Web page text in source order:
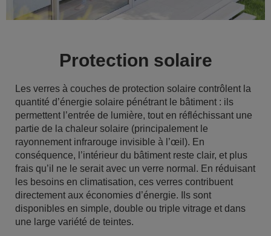
Protection solaire
Les verres à couches de protection solaire contrôlent la
quantité d’énergie solaire pénétrant le bâtiment : ils
permettent l’entrée de lumière, tout en réfléchissant une
partie de la chaleur solaire (principalement le
rayonnement infrarouge invisible à l’œil). En
conséquence, l’intérieur du bâtiment reste clair, et plus
frais qu’il ne le serait avec un verre normal. En réduisant
les besoins en climatisation, ces verres contribuent
directement aux économies d’énergie. Ils sont
disponibles en simple, double ou triple vitrage et dans
une large variété de teintes.